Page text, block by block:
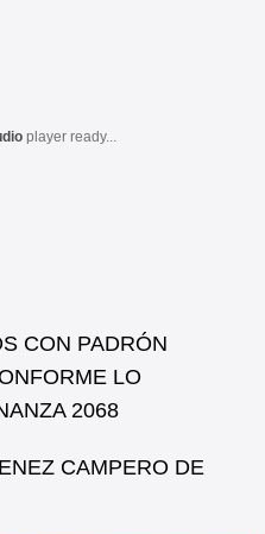
player ready...
CON PADRÓN
LO
2068
CAMPERO DE